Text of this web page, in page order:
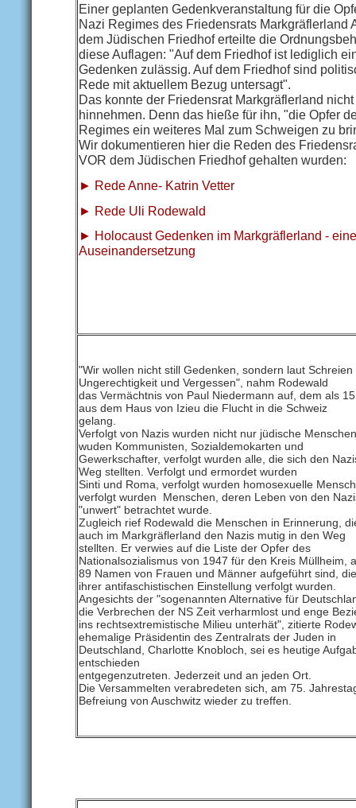
Einer geplanten Gedenkveranstaltung für die
Nazi Regimes des Friedensrats Markgräflerland
dem Jüdischen Friedhof erteilte die
diese Auflagen: "Auf dem Friedhof ist lediglich
Gedenken zulässig. Auf dem Friedhof sind
Rede mit aktuellem Bezug untersagt".
Das konnte der Friedensrat Markgräflerland nicht
hinnehmen. Denn das hieße für ihn, "die Opfer
Regimes ein weiteres Mal zum Schweigen zu
Wir dokumentieren hier die Reden des
VOR dem Jüdischen Friedhof gehalten wurden:
► Rede Anne- Katrin Vetter
► Rede Uli Rodewald
► Holocaust Gedenken im Markgräflerland - eine
Auseinandersetzung
"Wir wollen nicht still Gedenken, sondern laut Schreien
Ungerechtigkeit und Vergessen", nahm Rodewald
das Vermächtnis von Paul Niedermann auf, dem als
aus dem Haus von Izieu die Flucht in die Schweiz
gelang.
Verfolgt von Nazis wurden nicht nur jüdische
wuden Kommunisten, Sozialdemokarten und
Gewerkschafter, verfolgt wurden alle, die sich den
Weg stellten. Verfolgt und ermordet wurden
Sinti und Roma, verfolgt wurden homosexuelle
verfolgt wurden Menschen, deren Leben von den
"unwert" betrachtet wurde.
Zugleich rief Rodewald die Menschen in Erinnerung,
auch im Markgräflerland den Nazis mutig in den Weg
stellten. Er verwies auf die Liste der Opfer des
Nationalsozialismus von 1947 für den Kreis Müllheim,
89 Namen von Frauen und Männer aufgeführt sind,
ihrer antifaschistischen Einstellung verfolgt wurden.
Angesichts der "sogenannten Alternative für
die Verbrechen der NS Zeit verharmlost und enge
ins rechtsextremistische Milieu unterhät", zitierte
ehemalige Präsidentin des Zentralrats der Juden in
Deutschland, Charlotte Knobloch, sei es heutige
entschieden
entgegenzutreten. Jederzeit und an jeden Ort.
Die Versammelten verabredeten sich, am 75.
Befreiung von Auschwitz wieder zu treffen.